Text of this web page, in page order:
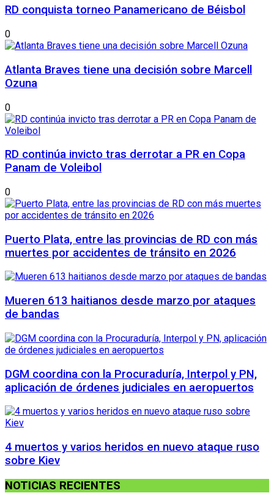
RD conquista torneo Panamericano de Béisbol
0
Atlanta Braves tiene una decisión sobre Marcell
Ozuna
0
RD continúa invicto tras derrotar a PR en Copa
Panam de Voleibol
0
Puerto Plata, entre las provincias de RD con más
muertes por accidentes de tránsito en 2026
Mueren 613 haitianos desde marzo por ataques
de bandas
DGM coordina con la Procuraduría, Interpol y PN,
aplicación de órdenes judiciales en aeropuertos
4 muertos y varios heridos en nuevo ataque ruso
sobre Kiev
NOTICIAS RECIENTES